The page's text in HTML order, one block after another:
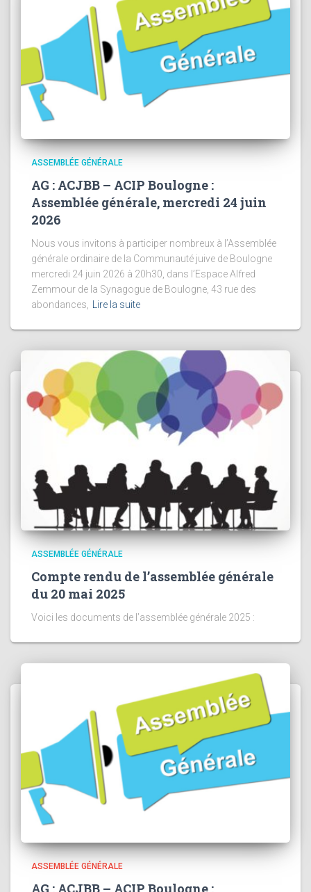
ASSEMBLÉE GÉNÉRALE
AG : ACJBB – ACIP Boulogne :
Assemblée générale, mercredi 24 juin
2026
Nous vous invitons à participer nombreux à l’Assemblée
générale ordinaire de la Communauté juive de Boulogne
mercredi 24 juin 2026 à 20h30, dans l’Espace Alfred
Zemmour de la Synagogue de Boulogne, 43 rue des
abondances,
Lire la suite
ASSEMBLÉE GÉNÉRALE
Compte rendu de l’assemblée générale
du 20 mai 2025
Voici les documents de l’assemblée générale 2025 :
ASSEMBLÉE GÉNÉRALE